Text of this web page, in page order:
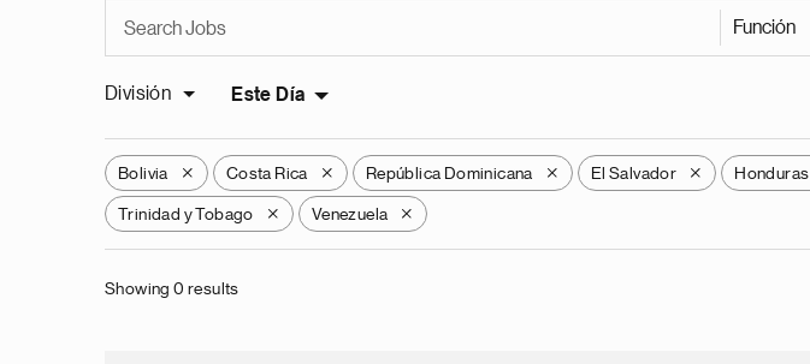
Función
División Este Día
Bolivia X Costa Rica X República Dominicana X El Salvador X Honduras
Trinidad y Tobago X Venezuela X
Showing 0 results